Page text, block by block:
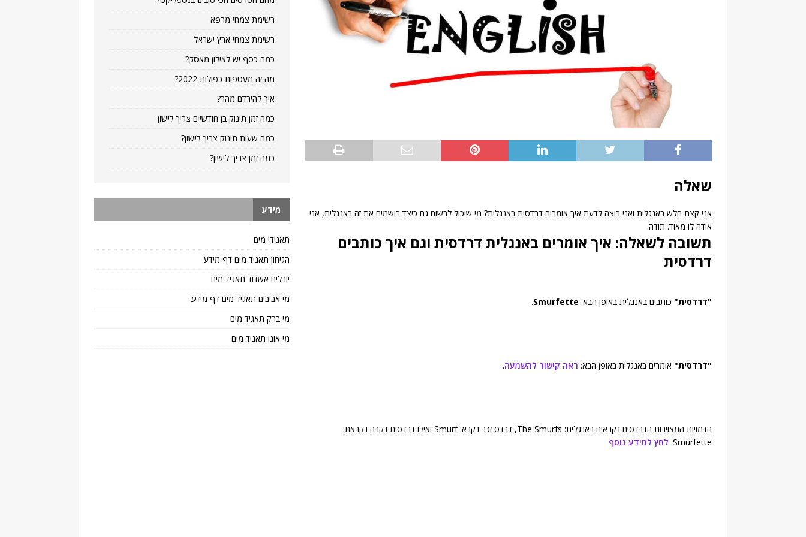
שאלה
אני קצת חלש באנגלית ואני רוצה לדעת איך אומרים דרדסית באנגלית? מי שיכול לרשום גם כיצד רושמים את זה באנגלית, אני
אודה לו מאוד. תודה.
תשובה לשאלה: איך אומרים באנגלית דרדסית וגם איך כותבים
דרדסית
"דרדסית" כותבים באנגלית באופן הבא: Smurfette
.
"דרדסית" אומרים באנגלית באופן הבא: ראה קישור להשמעה.
הדמויות המצוירות הדרדסים נקראים באנגלית: The Smurfs, דרדס זכר נקרא: Smurf ואילו דרדסית נקבה נקראת:
Smurfette. לחץ למידע נוסף
רשימת צמחי מרפא
רשימת צמחי ארץ ישראל
כמה כסף יש לאילון מאסק?
מה זה מעטפות כפולות 2022?
איך להירדם מהר?
כמה זמן תינוק בן חודשיים צריך לישון
כמה שעות תינוק צריך לישון?
כמה זמן צריך לישון?
מידע
תאגידי מים
הגיחון תאגיד מים דף מידע
יובלים אשדוד תאגיד מים
מי אביבים תאגיד מים דף מידע
מי ברק תאגיד מים
מי אונו תאגיד מים